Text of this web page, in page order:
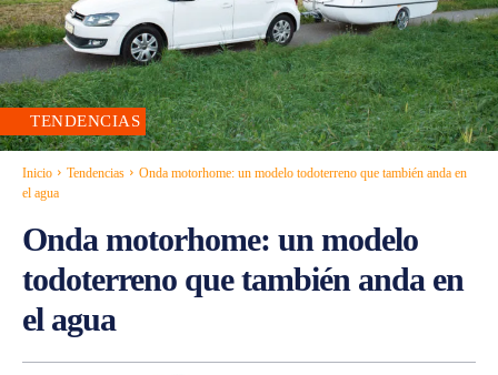
TENDENCIAS
Inicio Tendencias
Onda motorhome: un modelo todoterreno que también anda en
el agua
Onda motorhome: un modelo
todoterreno que también anda en
el agua